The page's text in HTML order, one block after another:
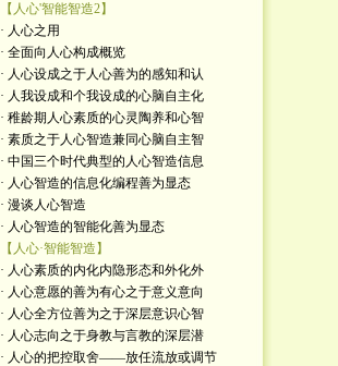
【人心'智能智造2】
· 人心之用
· 全面向人心构成概览
· 人心设成之于人心善为的感知和认
· 人我设成和个我设成的心脑自主化
· 稚龄期人心素质的心灵陶养和心智
· 素质之于人心智造兼同心脑自主智
· 中国三个时代典型的人心智造信息
· 人心智造的信息化编程善为显态
· 漫谈人心智造
· 人心智造的智能化善为显态
【人心·智能智造】
· 人心素质的内化内隐形态和外化外
· 人心意愿的善为有心之于意义意向
· 人心全方位善为之于深层意识心智
· 人心志向之于身教与言教的深层潜
· 人心的把控取舍——放任流放或调节